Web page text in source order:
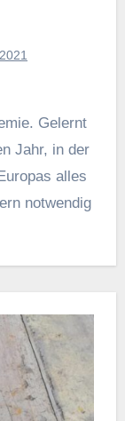
Gelernt
Jahr, in der
alles
notwendig